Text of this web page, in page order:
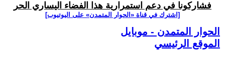
فشاركونا في دعم استمرارية هذا الفضاء اليساري الحر
[اشترك في قناة ‫«الحوار المتمدن» على اليوتيوب]
الحوار المتمدن - موبايل
الموقع الرئيسي